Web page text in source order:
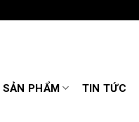
SẢN PHẨM TIN TỨC